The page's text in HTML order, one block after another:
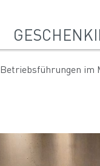
Betriebsführungen im